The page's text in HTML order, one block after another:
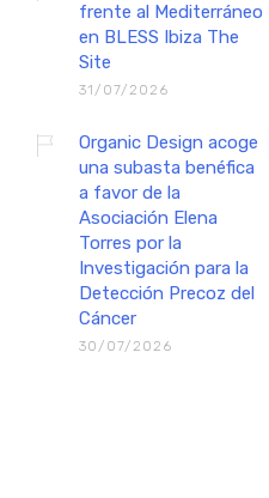
frente al Mediterráneo
en BLESS Ibiza The
Site
31/07/2026
Organic Design acoge
una subasta benéfica
a favor de la
Asociación Elena
Torres por la
Investigación para la
Detección Precoz del
Cáncer
30/07/2026